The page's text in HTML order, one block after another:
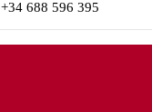
+34 688 596 395